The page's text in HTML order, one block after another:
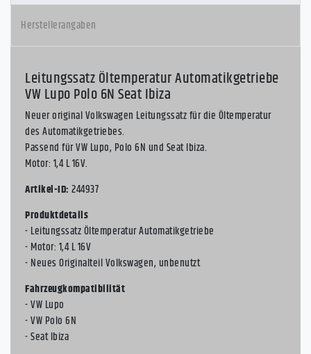
Herstellerangaben
Leitungssatz Öltemperatur Automatikgetriebe
VW Lupo Polo 6N Seat Ibiza
Neuer original Volkswagen Leitungssatz für die Öltemperatur
des Automatikgetriebes.
Passend für VW Lupo, Polo 6N und Seat Ibiza.
Motor: 1,4 L 16V.
Artikel-ID: 244937
Produktdetails
- Leitungssatz Öltemperatur Automatikgetriebe
- Motor: 1,4 L 16V
- Neues Originalteil Volkswagen, unbenutzt
Fahrzeugkompatibilität
- VW Lupo
- VW Polo 6N
- Seat Ibiza